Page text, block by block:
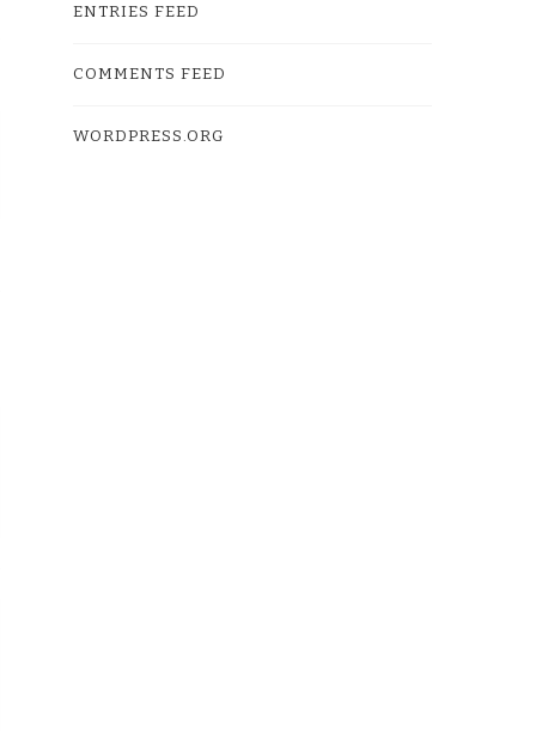
ENTRIES FEED
COMMENTS FEED
WORDPRESS.ORG